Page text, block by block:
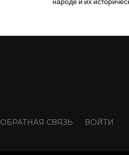
ОБРАТНАЯ СВЯЗЬ ВОЙТИ